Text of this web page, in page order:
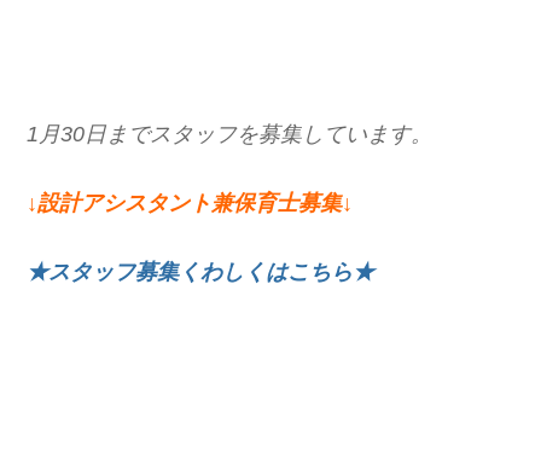
1月30日までスタッフを募集しています。
↓設計アシスタント兼保育士募集↓
★スタッフ募集くわしくはこちら★